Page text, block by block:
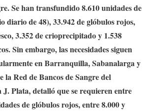
Se han transfundido 8.610 unidades de
diario de 48), 33.942 de glóbulos rojos,
3.352 de crioprecipitado y 1.538
Sin embargo, las necesidades siguen
en Barranquilla, Sabanalarga y
la Red de Bancos de Sangre del
Plata, detalló que se requieren entre
de glóbulos rojos, entre 8.000 y